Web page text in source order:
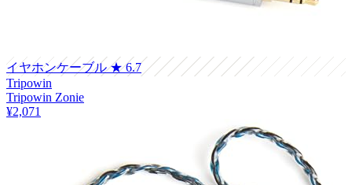
イヤホンケーブル ★ 6.7
Tripowin
Tripowin Zonie
¥2,071